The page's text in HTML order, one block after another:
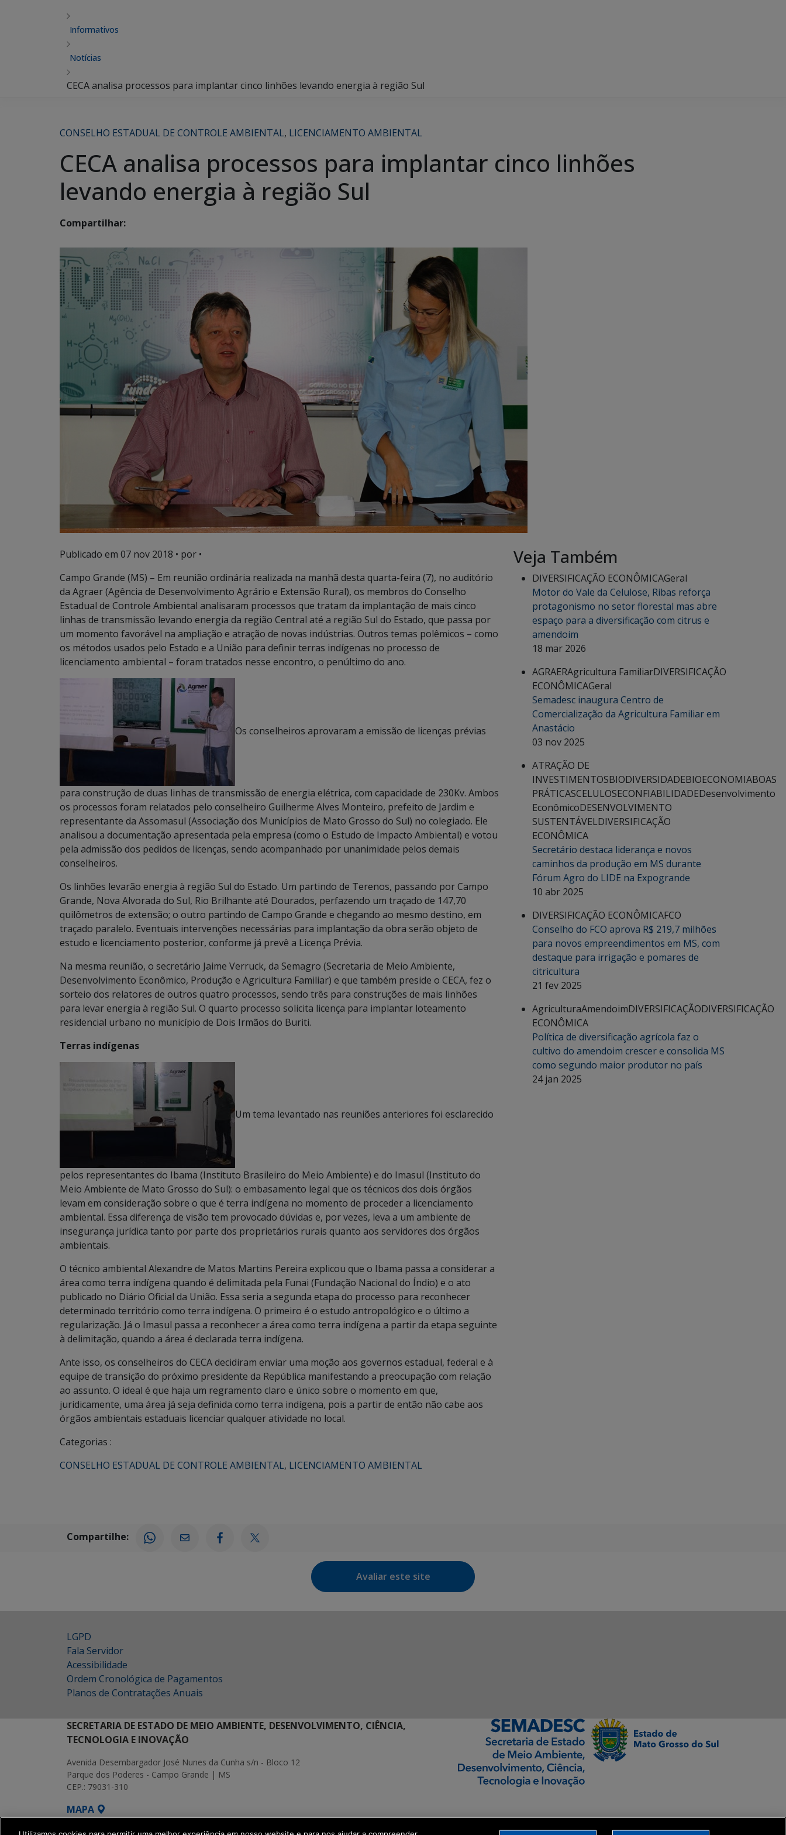
Informativos
Notícias
CECA analisa processos para implantar cinco linhões levando energia à região Sul
CONSELHO ESTADUAL DE CONTROLE AMBIENTAL, LICENCIAMENTO AMBIENTAL
CECA analisa processos para implantar cinco linhões
levando energia à região Sul
Compartilhar:
Publicado em 07 nov 2018 • por •
Campo Grande (MS) – Em reunião ordinária realizada na manhã desta quarta-feira (7), no auditório
da Agraer (Agência de Desenvolvimento Agrário e Extensão Rural), os membros do Conselho
Estadual de Controle Ambiental analisaram processos que tratam da implantação de mais cinco
linhas de transmissão levando energia da região Central até a região Sul do Estado, que passa por
um momento favorável na ampliação e atração de novas indústrias. Outros temas polêmicos – como
os métodos usados pelo Estado e a União para definir terras indígenas no processo de
licenciamento ambiental – foram tratados nesse encontro, o penúltimo do ano.
Os conselheiros aprovaram a emissão de licenças prévias
para construção de duas linhas de transmissão de energia elétrica, com capacidade de 230Kv. Ambos
os processos foram relatados pelo conselheiro Guilherme Alves Monteiro, prefeito de Jardim e
representante da Assomasul (Associação dos Municípios de Mato Grosso do Sul) no colegiado. Ele
analisou a documentação apresentada pela empresa (como o Estudo de Impacto Ambiental) e votou
pela admissão dos pedidos de licenças, sendo acompanhado por unanimidade pelos demais
conselheiros.
Os linhões levarão energia à região Sul do Estado. Um partindo de Terenos, passando por Campo
Grande, Nova Alvorada do Sul, Rio Brilhante até Dourados, perfazendo um traçado de 147,70
quilômetros de extensão; o outro partindo de Campo Grande e chegando ao mesmo destino, em
traçado paralelo. Eventuais intervenções necessárias para implantação da obra serão objeto de
estudo e licenciamento posterior, conforme já prevê a Licença Prévia.
Na mesma reunião, o secretário Jaime Verruck, da Semagro (Secretaria de Meio Ambiente,
Desenvolvimento Econômico, Produção e Agricultura Familiar) e que também preside o CECA, fez o
sorteio dos relatores de outros quatro processos, sendo três para construções de mais linhões
para levar energia à região Sul. O quarto processo solicita licença para implantar loteamento
residencial urbano no município de Dois Irmãos do Buriti.
Terras indígenas
Um tema levantado nas reuniões anteriores foi esclarecido
pelos representantes do Ibama (Instituto Brasileiro do Meio Ambiente) e do Imasul (Instituto do
Meio Ambiente de Mato Grosso do Sul): o embasamento legal que os técnicos dos dois órgãos
levam em consideração sobre o que é terra indígena no momento de proceder a licenciamento
ambiental. Essa diferença de visão tem provocado dúvidas e, por vezes, leva a um ambiente de
insegurança jurídica tanto por parte dos proprietários rurais quanto aos servidores dos órgãos
ambientais.
O técnico ambiental Alexandre de Matos Martins Pereira explicou que o Ibama passa a considerar a
área como terra indígena quando é delimitada pela Funai (Fundação Nacional do Índio) e o ato
publicado no Diário Oficial da União. Essa seria a segunda etapa do processo para reconhecer
determinado território como terra indígena. O primeiro é o estudo antropológico e o último a
regularização. Já o Imasul passa a reconhecer a área como terra indígena a partir da etapa seguinte
à delimitação, quando a área é declarada terra indígena.
Ante isso, os conselheiros do CECA decidiram enviar uma moção aos governos estadual, federal e à
equipe de transição do próximo presidente da República manifestando a preocupação com relação
ao assunto. O ideal é que haja um regramento claro e único sobre o momento em que,
juridicamente, uma área já seja definida como terra indígena, pois a partir de então não cabe aos
órgãos ambientais estaduais licenciar qualquer atividade no local.
Categorias :
CONSELHO ESTADUAL DE CONTROLE AMBIENTAL, LICENCIAMENTO AMBIENTAL
Veja Também
DIVERSIFICAÇÃO ECONÔMICAGeral
Motor do Vale da Celulose, Ribas reforça
protagonismo no setor florestal mas abre
espaço para a diversificação com citrus e
amendoim
18 mar 2026
AGRAERAgricultura FamiliarDIVERSIFICAÇÃO
ECONÔMICAGeral
Semadesc inaugura Centro de
Comercialização da Agricultura Familiar em
Anastácio
03 nov 2025
ATRAÇÃO DE
INVESTIMENTOSBIODIVERSIDADEBIOECONOMIABOAS
PRÁTICASCELULOSECONFIABILIDADEDesenvolvimento
EconômicoDESENVOLVIMENTO
SUSTENTÁVELDIVERSIFICAÇÃO
ECONÔMICA
Secretário destaca liderança e novos
caminhos da produção em MS durante
Fórum Agro do LIDE na Expogrande
10 abr 2025
DIVERSIFICAÇÃO ECONÔMICAFCO
Conselho do FCO aprova R$ 219,7 milhões
para novos empreendimentos em MS, com
destaque para irrigação e pomares de
citricultura
21 fev 2025
AgriculturaAmendoimDIVERSIFICAÇÃODIVERSIFICAÇÃO
ECONÔMICA
Política de diversificação agrícola faz o
cultivo do amendoim crescer e consolida MS
como segundo maior produtor no país
24 jan 2025
Compartilhe:
Avaliar este site
LGPD
Fala Servidor
Acessibilidade
Ordem Cronológica de Pagamentos
Planos de Contratações Anuais
SECRETARIA DE ESTADO DE MEIO AMBIENTE, DESENVOLVIMENTO, CIÊNCIA,
TECNOLOGIA E INOVAÇÃO
Avenida Desembargador José Nunes da Cunha s/n - Bloco 12
Parque dos Poderes - Campo Grande | MS
CEP.: 79031-310
MAPA
SETDIG | Secretaria-Executiva de Transformação Digital